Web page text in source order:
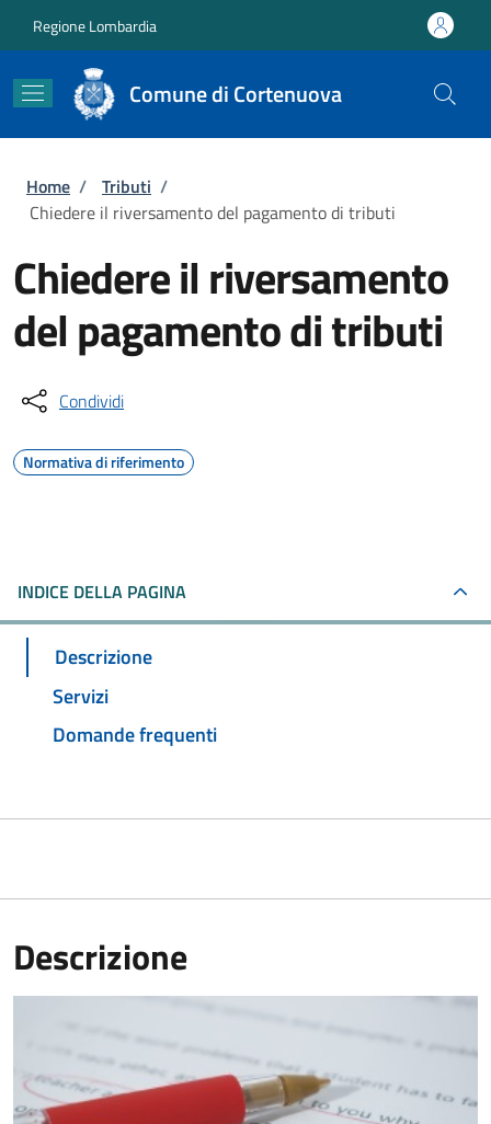
Regione Lombardia
Comune di Cortenuova
Briciole di pane
Home / Tributi /
Chiedere il riversamento del pagamento di tributi
Chiedere il riversamento
del pagamento di tributi
Condividi
Normativa di riferimento
INDICE DELLA PAGINA
Descrizione
Servizi
Domande frequenti
Descrizione